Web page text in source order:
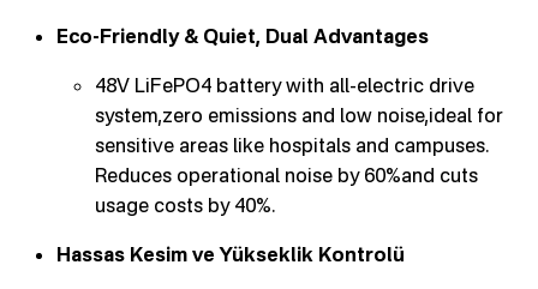
Eco-Friendly & Quiet, Dual Advantages
48V LiFePO4 battery with all-electric drive
system,zero emissions and low noise,ideal for
sensitive areas like hospitals and campuses.
Reduces operational noise by 60%and cuts
usage costs by 40%.
Hassas Kesim ve Yükseklik Kontrolü